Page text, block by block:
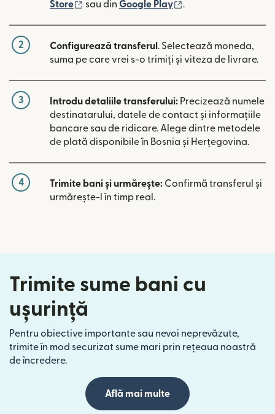
Store
(se deschide într-o fereastră nouă)
sau din Google Play .
2 Configurează transferul . Selectează moneda,
suma pe care vrei s-o trimiți și viteza de livrare.
3 Introdu detaliile transferului: Precizează numele
destinatarului, datele de contact și informațiile
bancare sau de ridicare. Alege dintre metodele
de plată disponibile în Bosnia și Herțegovina.
4 Trimite bani și urmărește: Confirmă transferul și
urmărește-l în timp real.
Trimite sume bani cu
ușurință
Pentru obiective importante sau nevoi neprevăzute,
trimite în mod securizat sume mari prin rețeaua noastră
de încredere.
Află mai multe